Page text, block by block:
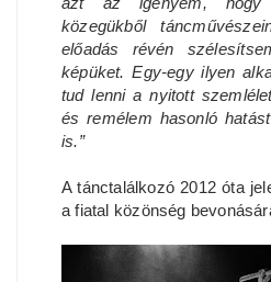
közegükből
előadás révén
képüket. Egy-egy ilyen
tud lenni a nyitott
és remélem hasonló
is.”
A tánctalálkozó 2012 óta
a fiatal közönség